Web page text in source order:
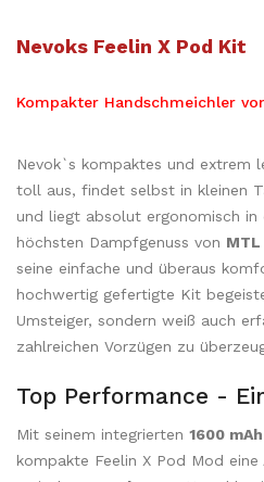
Nevoks Feelin X Pod Kit
Kompakter Handschmeichler
Nevok`s kompaktes und extrem
toll aus, findet selbst in kleinen
und liegt absolut ergonomisch
höchsten Dampfgenuss von MTL
seine einfache und überaus
hochwertig gefertigte Kit
Umsteiger, sondern weiß auch
zahlreichen Vorzügen zu
Top Performance -
Mit seinem integrierten 1600
kompakte Feelin X Pod Mod eine